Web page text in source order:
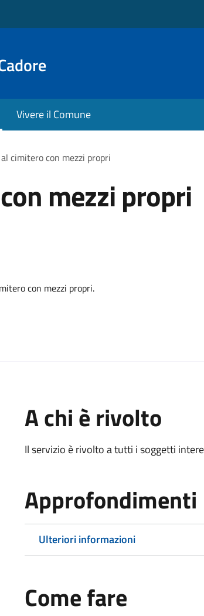
Vivere il Comune
cimitero con mezzi propri
mezzi propri
con mezzi propri.
A chi è rivolto
Il servizio è rivolto a tutti i soggetti
Approfondimenti
Ulteriori informazioni
Come fare